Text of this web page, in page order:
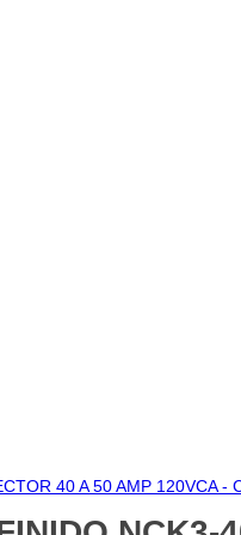
40 A 50 AMP 120VCA -